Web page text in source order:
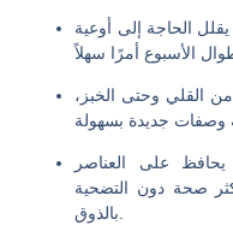
الحاجة إلى أوعية
القلي وحتى الخبز،
على العناصر
صحة دون التضحية
بالذوق.